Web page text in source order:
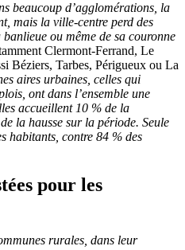
beaucoup d’agglomérations, la
mais la ville-centre perd des
ou même de sa couronne
Clermont-Ferrand, Le
Béziers, Tarbes, Périgueux ou La
aires urbaines, celles qui
ont dans l’ensemble une
accueillent 10 % de la
la hausse sur la période. Seule
habitants, contre 84 % des
pour les
rurales, dans leur